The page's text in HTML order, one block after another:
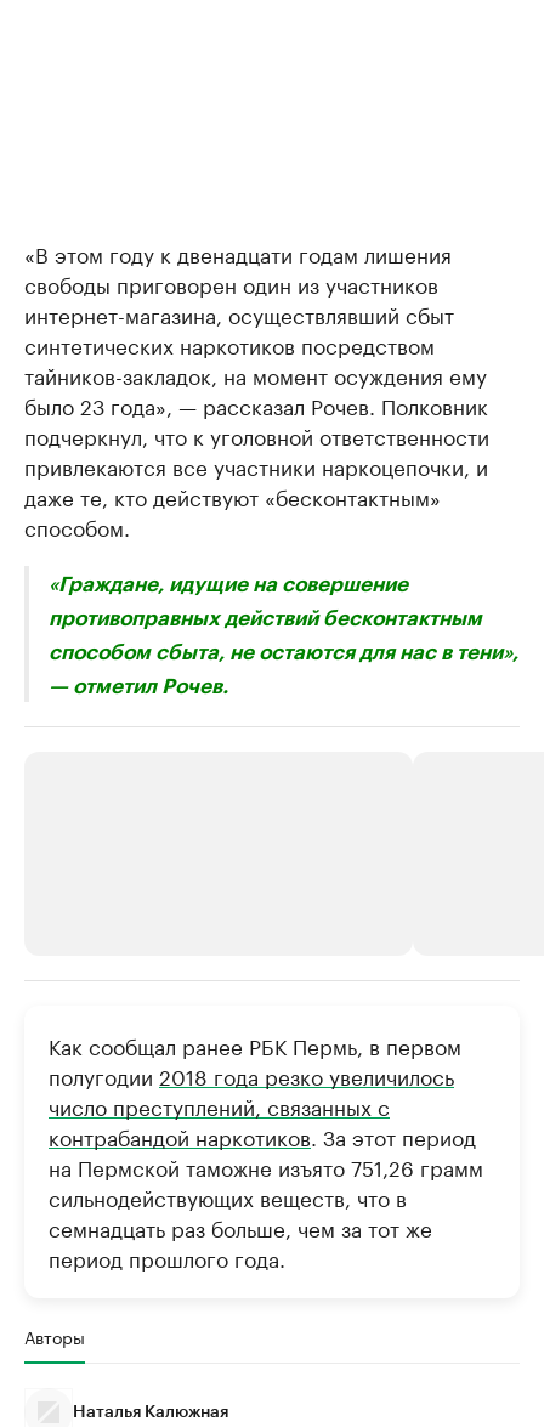
«В этом году к двенадцати годам лишения
свободы приговорен один из участников
интернет-магазина, осуществлявший сбыт
синтетических наркотиков посредством
тайников-закладок, на момент осуждения ему
было 23 года», — рассказал Рочев. Полковник
подчеркнул, что к уголовной ответственности
привлекаются все участники наркоцепочки, и
даже те, кто действуют «бесконтактным»
способом.
«Граждане, идущие на совершение
противоправных действий бесконтактным
способом сбыта, не остаются для нас в тени»,
— отметил Рочев.
Крупные организации в
нефтегазовой промышленности
Найдите и проверьте данные в каталоге
Как сообщал ранее РБК Пермь, в первом
полугодии 2018 года резко увеличилось
число преступлений, связанных с
контрабандой наркотиков . За этот период
на Пермской таможне изъято 751,26 грамм
сильнодействующих веществ, что в
семнадцать раз больше, чем за тот же
период прошлого года.
Авторы
Наталья Калюжная